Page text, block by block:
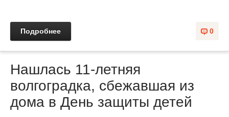
0
Подробнее
Нашлась 11-летняя
волгоградка, сбежавшая из
дома в День защиты детей